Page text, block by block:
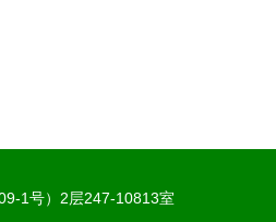
1号）2层247-10813室